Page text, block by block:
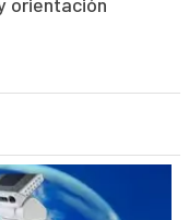
orientación